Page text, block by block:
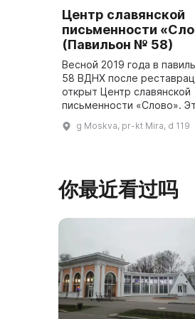
Центр славянской
письменности
(Павильон № 58)
Весной 2019 года в
58 ВДНХ после
открыт Центр славянской
письменности «Слово».
пространство посвящено
g Moskva, pr-kt Mira, d 119
你最近看过吗